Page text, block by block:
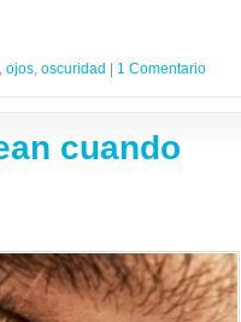
, ojos, oscuridad 1 Comentario
cuando